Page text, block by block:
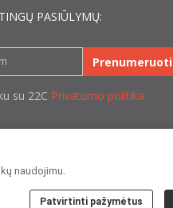
PASIŪLYMŲ:
Prenumeruoti
su 22C Privatumo politika
naudojimu.
Patvirtinti pažymėtus